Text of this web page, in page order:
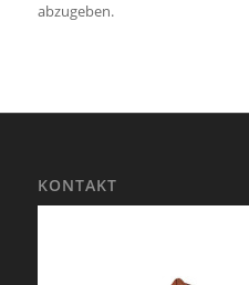
abzugeben.
KONTAKT